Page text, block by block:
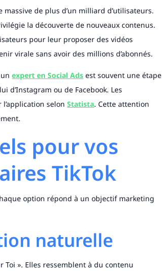
de plus d’un milliard d’utilisateurs.
la découverte de nouveaux contenus.
pour leur proposer des vidéos
virale sans avoir des millions d’abonnés.
unexpert en Social Ads est souvent une étape
d’Instagram ou de Facebook. Les
selonStatista. Cette attention
pour vos
TikTok
option répond à un objectif marketing
naturelle
». Elles ressemblent à du contenu